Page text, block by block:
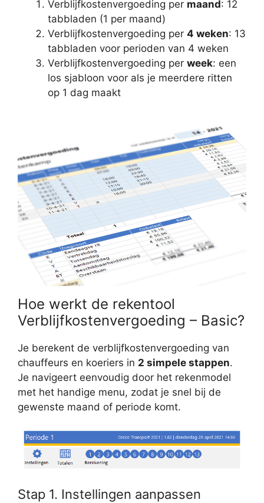
Verblijfkostenvergoeding per maand: 12
tabbladen (1 per maand)
Verblijfkostenvergoeding per 4 weken: 13
tabbladen voor perioden van 4 weken
Verblijfkostenvergoeding per week: een
los sjabloon voor als je meerdere ritten
op 1 dag maakt
Hoe werkt de rekentool
Verblijfkostenvergoeding – Basic?
Je berekent de verblijfkostenvergoeding van
chauffeurs en koeriers in 2 simpele stappen.
Je navigeert eenvoudig door het rekenmodel
met het handige menu, zodat je snel bij de
gewenste maand of periode komt.
Stap 1. Instellingen aanpassen